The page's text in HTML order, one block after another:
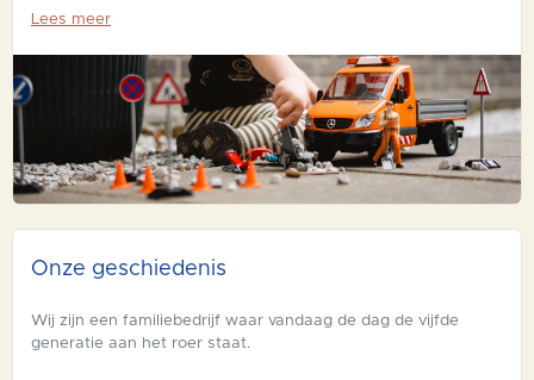
Lees meer
Onze geschiedenis
Wij zijn een familiebedrijf waar vandaag de dag de vijfde
generatie aan het roer staat.